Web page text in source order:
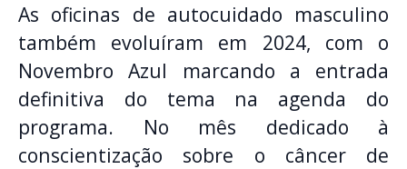
As oficinas de autocuidado masculino
também evoluíram em 2024, com o
Novembro Azul marcando a entrada
definitiva do tema na agenda do
programa. No mês dedicado à
conscientização sobre o câncer de